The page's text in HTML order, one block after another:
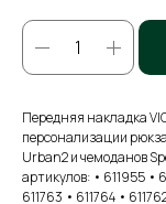
Передняя накладка
персонализации
Urban2 и чемоданов
артикулов: • 611955 •
611763 • 611764 •